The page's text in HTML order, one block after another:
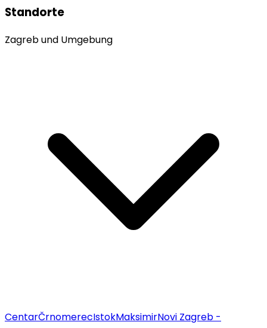
Standorte
Zagreb und Umgebung
CentarČrnomerecIstokMaksimirNovi Zagreb -